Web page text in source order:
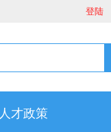
登陆
人才政策